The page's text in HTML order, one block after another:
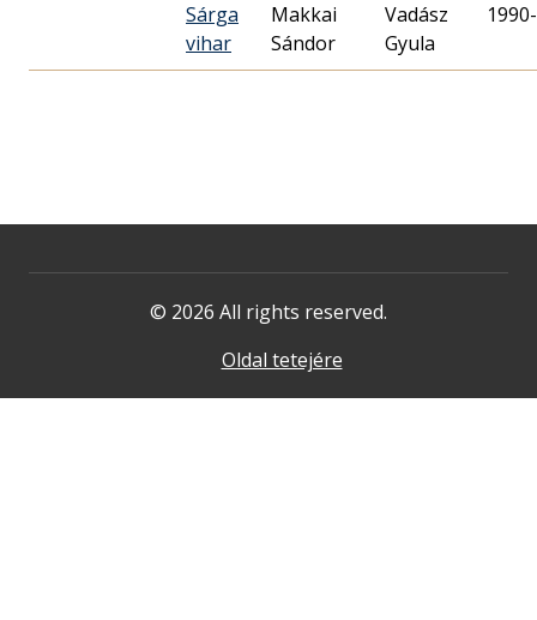
Sárga
vihar
Makkai
Sándor
Vadász
Gyula
© 2026 All rights reserved.
Oldal tetejére